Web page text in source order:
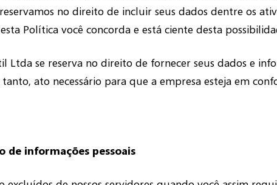
no direito de incluir seus dados dentre os
Política você concorda e está ciente desta
Ltda se reserva no direito de fornecer seus dados e
ato necessário para que a empresa esteja em
de informações pessoais